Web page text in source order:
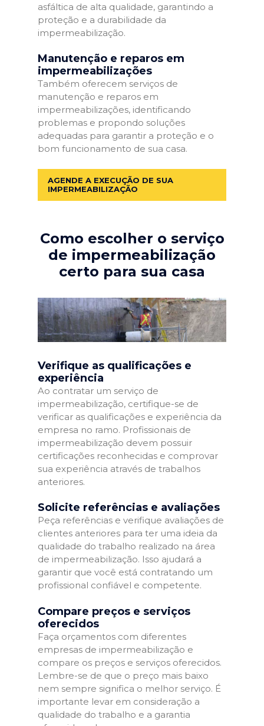
asfáltica de alta qualidade, garantindo a
proteção e a durabilidade da
impermeabilização.
Manutenção e reparos em
impermeabilizações
Também oferecem serviços de
manutenção e reparos em
impermeabilizações, identificando
problemas e propondo soluções
adequadas para garantir a proteção e o
bom funcionamento de sua casa.
AGENDE A EXECUÇÃO DE SUA
IMPERMEABILIZAÇÃO
Como escolher o serviço
de impermeabilização
certo para sua casa
Verifique as qualificações e
experiência
Ao contratar um serviço de
impermeabilização, certifique-se de
verificar as qualificações e experiência da
empresa no ramo. Profissionais de
impermeabilização devem possuir
certificações reconhecidas e comprovar
sua experiência através de trabalhos
anteriores.
Solicite referências e avaliações
Peça referências e verifique avaliações de
clientes anteriores para ter uma ideia da
qualidade do trabalho realizado na área
de impermeabilização. Isso ajudará a
garantir que você está contratando um
profissional confiável e competente.
Compare preços e serviços
oferecidos
Faça orçamentos com diferentes
empresas de impermeabilização e
compare os preços e serviços oferecidos.
Lembre-se de que o preço mais baixo
nem sempre significa o melhor serviço. É
importante levar em consideração a
qualidade do trabalho e a garantia